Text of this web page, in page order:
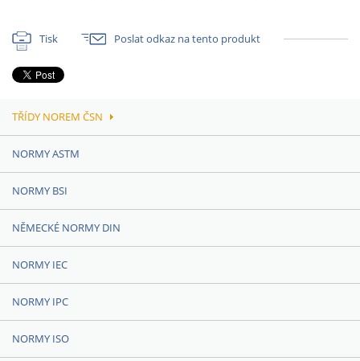
Tisk Poslat odkaz na tento produkt
TŘÍDY NOREM ČSN
NORMY ASTM
NORMY BSI
NĚMECKÉ NORMY DIN
NORMY IEC
NORMY IPC
NORMY ISO